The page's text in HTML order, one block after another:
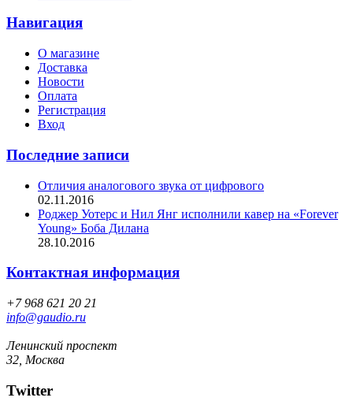
Навигация
О магазине
Доставка
Новости
Оплата
Регистрация
Вход
Последние записи
Отличия аналогового звука от цифрового
02.11.2016
Роджер Уотерс и Нил Янг исполнили кавер на «Forever
Young» Боба Дилана
28.10.2016
Контактная информация
+7 968 621 20 21
info@gaudio.ru
Ленинский проспект
32, Москва
Twitter